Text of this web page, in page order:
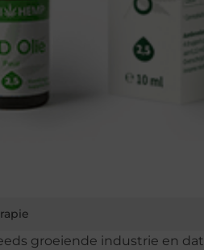
groeiende industrie en dat